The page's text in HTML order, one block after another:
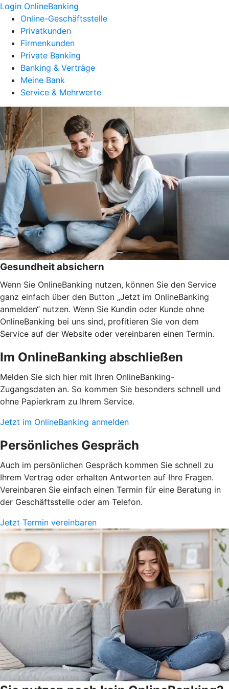
Login OnlineBanking
Online-Geschäftsstelle
Privatkunden
Firmenkunden
Private Banking
Banking & Verträge
Meine Bank
Service & Mehrwerte
Gesundheit absichern
Wenn Sie OnlineBanking nutzen, können Sie den Service
ganz einfach über den Button „Jetzt im OnlineBanking
anmelden“ nutzen. Wenn Sie Kundin oder Kunde ohne
OnlineBanking bei uns sind, profitieren Sie von dem
Service auf der Website oder vereinbaren einen Termin.
Im OnlineBanking abschließen
Melden Sie sich hier mit Ihren OnlineBanking-
Zugangsdaten an. So kommen Sie besonders schnell und
ohne Papierkram zu Ihrem Service.
Jetzt im OnlineBanking anmelden
Persönliches Gespräch
Auch im persönlichen Gespräch kommen Sie schnell zu
Ihrem Vertrag oder erhalten Antworten auf Ihre Fragen.
Vereinbaren Sie einfach einen Termin für eine Beratung in
der Geschäftsstelle oder am Telefon.
Jetzt Termin vereinbaren